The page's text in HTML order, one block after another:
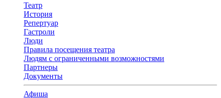
Театр
История
Репертуар
Гастроли
Люди
Правила посещения театра
Людям с ограниченными возможностями
Партнеры
Документы
Афиша